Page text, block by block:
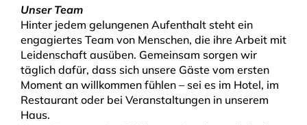
Unser Team
Hinter jedem gelungenen Aufenthalt steht ein
engagiertes Team von Menschen, die ihre Arbeit mit
Leidenschaft ausüben. Gemeinsam sorgen wir
täglich dafür, dass sich unsere Gäste vom ersten
Moment an willkommen fühlen – sei es im Hotel, im
Restaurant oder bei Veranstaltungen in unserem
Haus.